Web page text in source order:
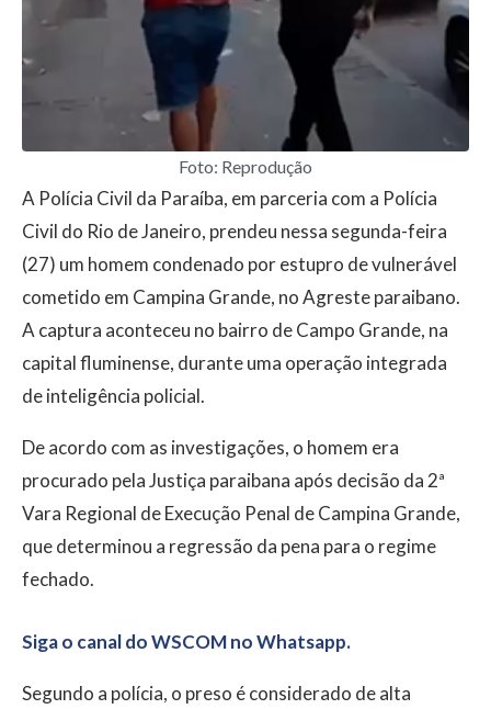
Foto: Reprodução
A Polícia Civil da Paraíba, em parceria com a Polícia
Civil do Rio de Janeiro, prendeu nessa segunda-feira
(27) um homem condenado por estupro de vulnerável
cometido em Campina Grande, no Agreste paraibano.
A captura aconteceu no bairro de Campo Grande, na
capital fluminense, durante uma operação integrada
de inteligência policial.
De acordo com as investigações, o homem era
procurado pela Justiça paraibana após decisão da 2ª
Vara Regional de Execução Penal de Campina Grande,
que determinou a regressão da pena para o regime
fechado.
Siga o canal do WSCOM no Whatsapp.
Segundo a polícia, o preso é considerado de alta